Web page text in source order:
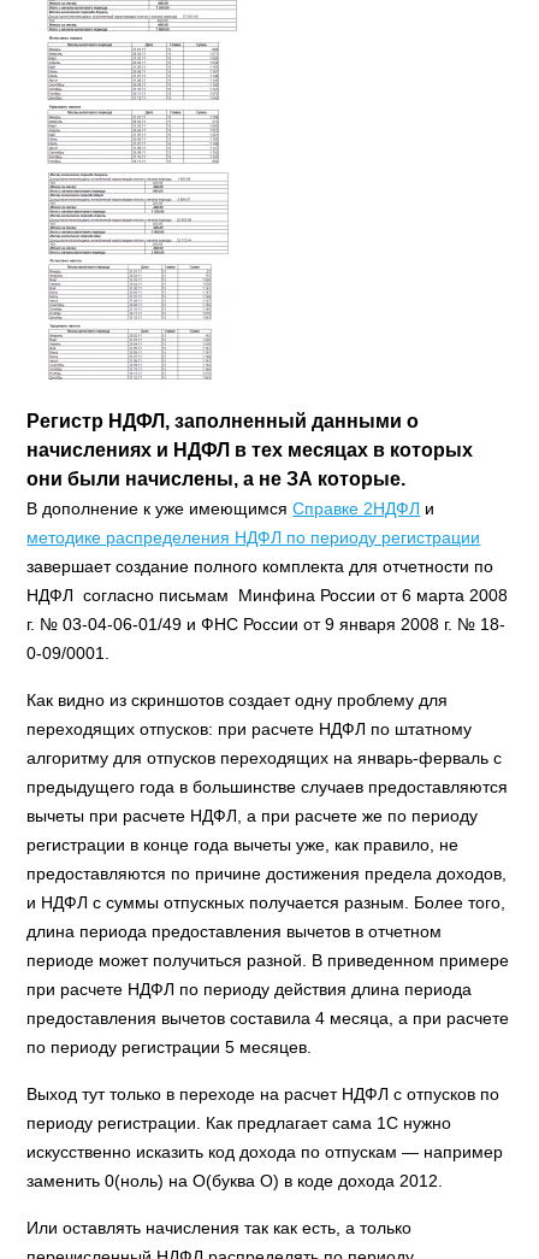
Регистр НДФЛ, заполненный данными о
начислениях и НДФЛ в тех месяцах в которых
они были начислены, а не ЗА которые.
В дополнение к уже имеющимсяСправке 2НДФЛ и
методике распределения НДФЛ по периоду регистрации
завершает создание полного комплекта для отчетности по
НДФЛ согласно письмам Минфина России от 6 марта 2008
г. № 03-04-06-01/49 и ФНС России от 9 января 2008 г. № 18-
0-09/0001.
Как видно из скриншотов создает одну проблему для
переходящих отпусков: при расчете НДФЛ по штатному
алгоритму для отпусков переходящих на январь-ферваль с
предыдущего года в большинстве случаев предоставляются
вычеты при расчете НДФЛ, а при расчете же по периоду
регистрации в конце года вычеты уже, как правило, не
предоставляются по причине достижения предела доходов,
и НДФЛ с суммы отпускных получается разным. Более того,
длина периода предоставления вычетов в отчетном
периоде может получиться разной. В приведенном примере
при расчете НДФЛ по периоду действия длина периода
предоставления вычетов составила 4 месяца, а при расчете
по периоду регистрации 5 месяцев.
Выход тут только в переходе на расчет НДФЛ с отпусков по
периоду регистрации. Как предлагает сама 1С нужно
искусственно исказить код дохода по отпускам — например
заменить 0(ноль) на О(буква О) в коде дохода 2012.
Или оставлять начисления так как есть, а только